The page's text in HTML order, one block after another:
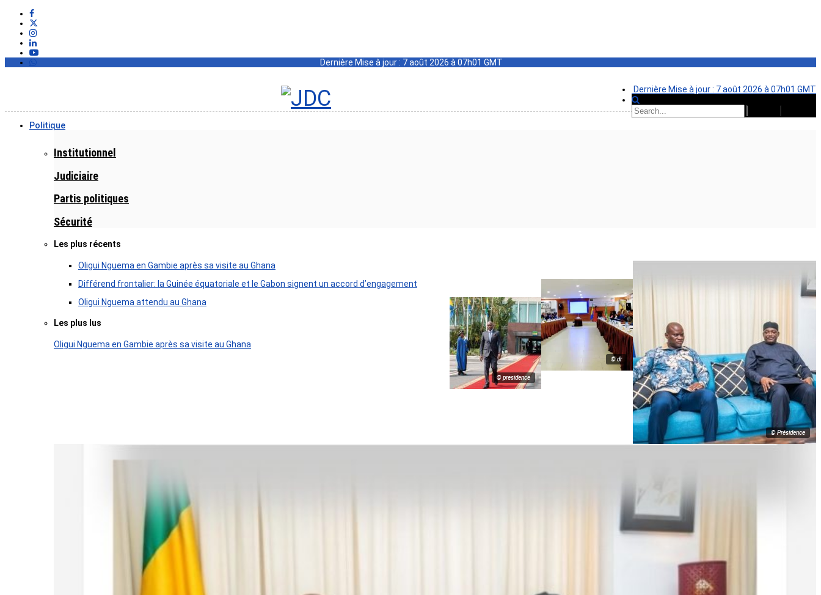
Dernière Mise à jour : 7 août 2026 à 07h01 GMT
Dernière Mise à jour : 7 août 2026 à 07h01 GMT
Politique
Institutionnel
Judiciaire
Partis politiques
Sécurité
Les plus récents
© Présidence
Oligui Nguema en Gambie après sa visite au Ghana
© dr
Différend frontalier: la Guinée équatoriale et le Gabon signent un accord d’engagement
© presidence
Oligui Nguema attendu au Ghana
Les plus lus
Oligui Nguema en Gambie après sa visite au Ghana